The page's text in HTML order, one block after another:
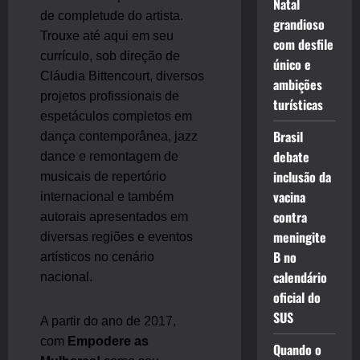
de completude do artista.
Trouxe até aqui em seu
currículo, sob direção de
Cláudia Bittencourt, diversos
projetos profissionais de
espetáculos completos em
dança contemporânea, jazz
dance e remontagem de
musicais de repertório
internacional e também
autorais apresentados em
diversas regiões e eventos
artísticos no cenário
nacional.
A partir do ano de 2017,
com Empodere as
Natal
grandioso
com desfile
único e
ambições
turísticas
Brasil
debate
inclusão da
vacina
contra
meningite
B no
calendário
oficial do
SUS
Quando o